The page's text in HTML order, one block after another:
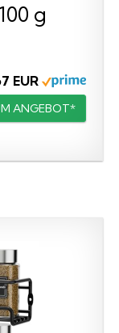
g
EUR
ANGEBOT*